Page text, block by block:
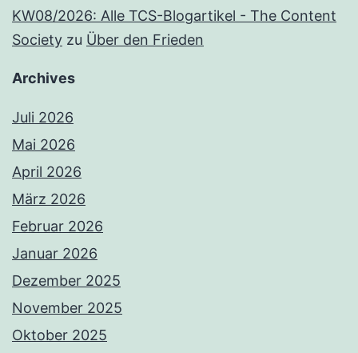
KW08/2026: Alle TCS-Blogartikel - The Content
Society zu Über den Frieden
Archives
Juli 2026
Mai 2026
April 2026
März 2026
Februar 2026
Januar 2026
Dezember 2025
November 2025
Oktober 2025